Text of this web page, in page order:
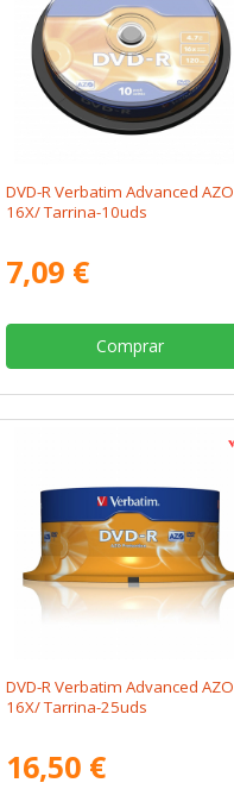
DVD-R Verbatim Advanced AZO
16X/ Tarrina-10uds
7,09 €
Comprar
DVD-R Verbatim Advanced AZO
16X/ Tarrina-25uds
16,50 €